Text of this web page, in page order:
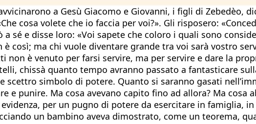
a Gesù Giacomo e Giovanni, i figli di Zebedèo,
cosa volete che io faccia per voi?». Gli risposero:
sé e disse loro: «Voi sapete che coloro i quali sono
così; ma chi vuole diventare grande tra voi sarà vostro
è venuto per farsi servire, ma per servire e dare la
chissà quanto tempo avranno passato a fantasticare
simbolo di potere. Quanto si saranno gasati
e punire. Ma cosa avevano capito fino ad allora? Ma cosa
per un pugno di potere da esercitare in famiglia,
un bambino aveva dimostrato, come un teorema,